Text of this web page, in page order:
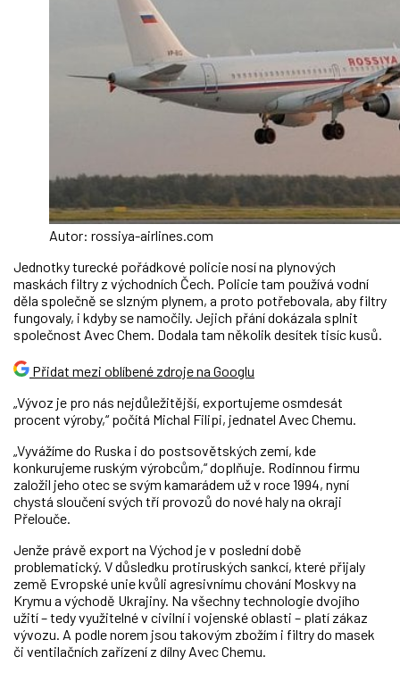
Autor: rossiya-airlines.com
Jednotky turecké pořádkové policie nosí na plynových
maskách filtry z východních Čech. Policie tam používá vodní
děla společně se slzným plynem, a proto potřebovala, aby filtry
fungovaly, i kdyby se namočily. Jejich přání dokázala splnit
společnost Avec Chem. Dodala tam několik desítek tisíc kusů.
Přidat mezi oblíbené zdroje na Googlu
„Vývoz je pro nás nejdůležitější, exportujeme osmdesát
procent výroby,“ počítá Michal Filipi, jednatel Avec Chemu.
„Vyvážíme do Ruska i do postsovětských zemí, kde
konkurujeme ruským výrobcům,“ doplňuje. Rodinnou firmu
založil jeho otec se svým kamarádem už v roce 1994, nyní
chystá sloučení svých tří provozů do nové haly na okraji
Přelouče.
Jenže právě export na Východ je v poslední době
problematický. V důsledku protiruských sankcí, které přijaly
země Evropské unie kvůli agresivnímu chování Moskvy na
Krymu a východě Ukrajiny. Na všechny technologie dvojího
užití – tedy využitelné v civilní i vojenské oblasti – platí zákaz
vývozu. A podle norem jsou takovým zbožím i filtry do masek
či ventilačních zařízení z dílny Avec Chemu.